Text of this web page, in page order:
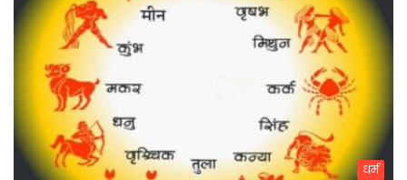
धर्म